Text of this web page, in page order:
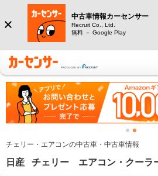
中古車情報カーセンサー
Recruit Co., Ltd.
無料 － Google Play
チェリー・エアコンの中古車・中古車情報
日産 チェリー エアコン・クーラ